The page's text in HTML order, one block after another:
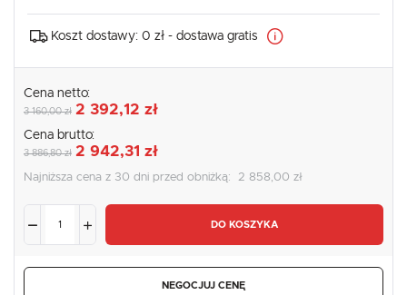
Koszt dostawy: 0 zł - dostawa gratis
Cena netto:
3 160,00 zł 2 392,12 zł
Cena brutto:
3 886,80 zł 2 942,31 zł
Najniższa cena z 30 dni przed obniżką: 2 858,00 zł
DO KOSZYKA
NEGOCJUJ CENĘ